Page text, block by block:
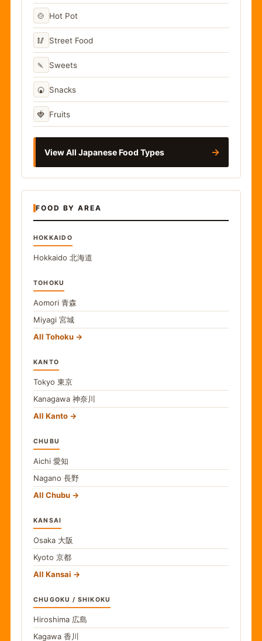
🍲 Hot Pot
🥢 Street Food
🍡 Sweets
🍘 Snacks
🍓 Fruits
View All Japanese Food Types →
FOOD BY AREA
HOKKAIDO
Hokkaido 北海道
TOHOKU
Aomori 青森
Miyagi 宮城
All Tohoku
KANTO
Tokyo 東京
Kanagawa 神奈川
All Kanto
CHUBU
Aichi 愛知
Nagano 長野
All Chubu
KANSAI
Osaka 大阪
Kyoto 京都
All Kansai
CHUGOKU / SHIKOKU
Hiroshima 広島
Kagawa 香川